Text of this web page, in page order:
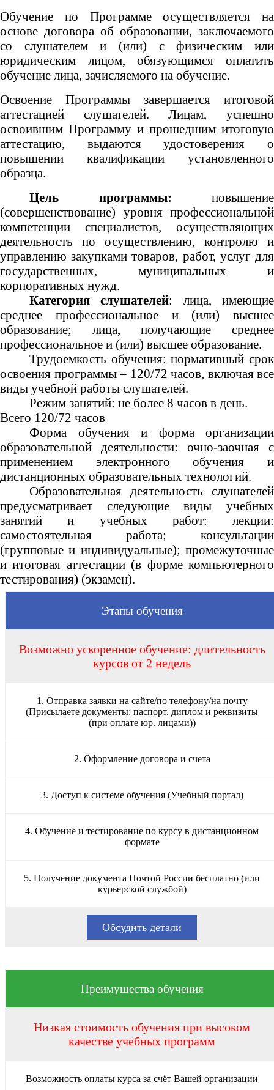
Обучение по Программе осуществляется на
основе договора об образовании, заключаемого
со слушателем и (или) с физическим или
юридическим лицом, обязующимся оплатить
обучение лица, зачисляемого на обучение.
Освоение Программы завершается итоговой
аттестацией слушателей. Лицам, успешно
освоившим Программу и прошедшим итоговую
аттестацию, выдаются удостоверения о
повышении квалификации установленного
образца.
Цель программы:
повышение
(совершенствование) уровня профессиональной
компетенции специалистов, осуществляющих
деятельность по осуществлению, контролю и
управлению закупками товаров, работ, услуг для
государственных, муниципальных и
корпоративных нужд.
Категория слушателей: лица, имеющие
среднее профессиональное и (или) высшее
образование; лица, получающие среднее
профессиональное и (или) высшее образование.
Трудоемкость обучения: нормативный срок
освоения программы – 120/72 часов, включая все
виды учебной работы слушателей.
Режим занятий: не более 8 часов в день.
Всего 120/72 часов
Форма обучения и форма организации
образовательной деятельности: очно-заочная с
применением электронного обучения и
дистанционных образовательных технологий.
Образовательная деятельность слушателей
предусматривает следующие виды учебных
занятий и учебных работ: лекции:
самостоятельная работа; консультации
(групповые и индивидуальные); промежуточные
и итоговая аттестации (в форме компьютерного
тестирования) (экзамен).
Этапы обучения
Возможно ускоренное обучение: длительность
курсов от 2 недель
1. Отправка заявки на сайте/по телефону/на почту
(Присылаете документы: паспорт, диплом и реквизиты
(при оплате юр. лицами))
2. Оформление договора и счета
3. Доступ к системе обучения (Учебный портал)
4. Обучение и тестирование по курсу в дистанционном
формате
5. Получение документа Почтой России бесплатно (или
курьерской службой)
Обсудить детали
Преимущества обучения
Низкая стоимость обучения при высоком
качестве учебных программ
Возможность оплаты курса за счёт Вашей организации